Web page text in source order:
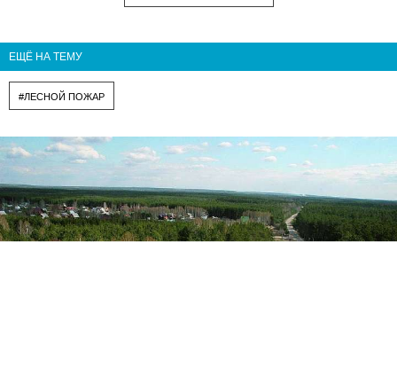
ЕЩЁ НА ТЕМУ
#ЛЕСНОЙ ПОЖАР